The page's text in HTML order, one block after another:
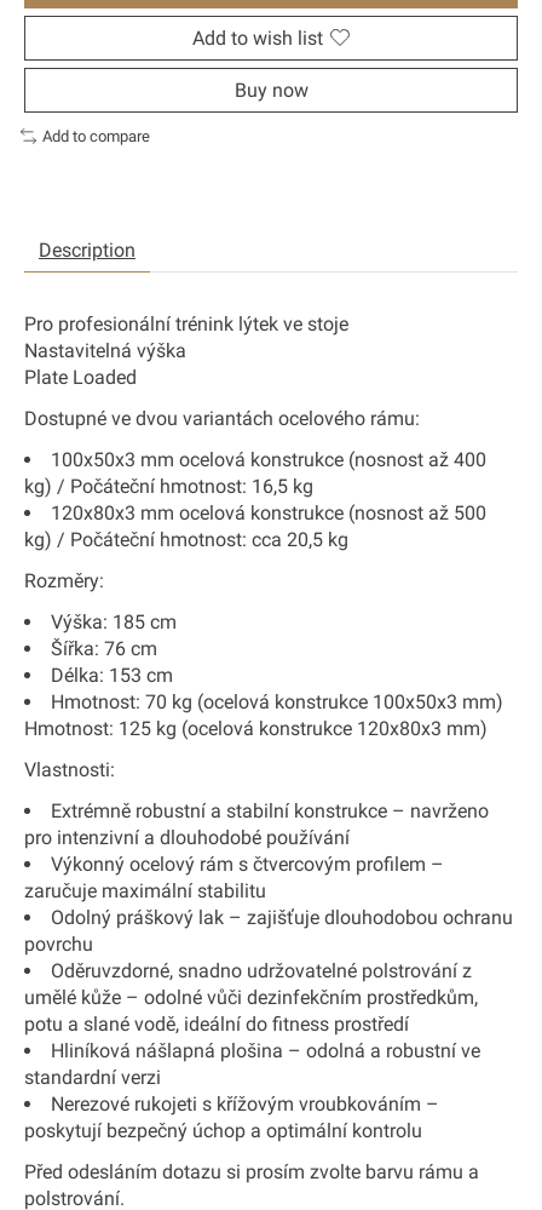
Add to wish list
Buy now
Add to compare
Description
Pro profesionální trénink lýtek ve stoje
Nastavitelná výška
Plate Loaded
Dostupné ve dvou variantách ocelového rámu:
100x50x3 mm ocelová konstrukce (nosnost až 400
kg) / Počáteční hmotnost: 16,5 kg
120x80x3 mm ocelová konstrukce (nosnost až 500
kg) / Počáteční hmotnost: cca 20,5 kg
Rozměry:
Výška: 185 cm
Šířka: 76 cm
Délka: 153 cm
Hmotnost: 70 kg (ocelová konstrukce 100x50x3 mm)
Hmotnost: 125 kg (ocelová konstrukce 120x80x3 mm)
Vlastnosti:
Extrémně robustní a stabilní konstrukce – navrženo
pro intenzivní a dlouhodobé používání
Výkonný ocelový rám s čtvercovým profilem –
zaručuje maximální stabilitu
Odolný práškový lak – zajišťuje dlouhodobou ochranu
povrchu
Oděruvzdorné, snadno udržovatelné polstrování z
umělé kůže – odolné vůči dezinfekčním prostředkům,
potu a slané vodě, ideální do fitness prostředí
Hliníková nášlapná plošina – odolná a robustní ve
standardní verzi
Nerezové rukojeti s křížovým vroubkováním –
poskytují bezpečný úchop a optimální kontrolu
Před odesláním dotazu si prosím zvolte barvu rámu a
polstrování.